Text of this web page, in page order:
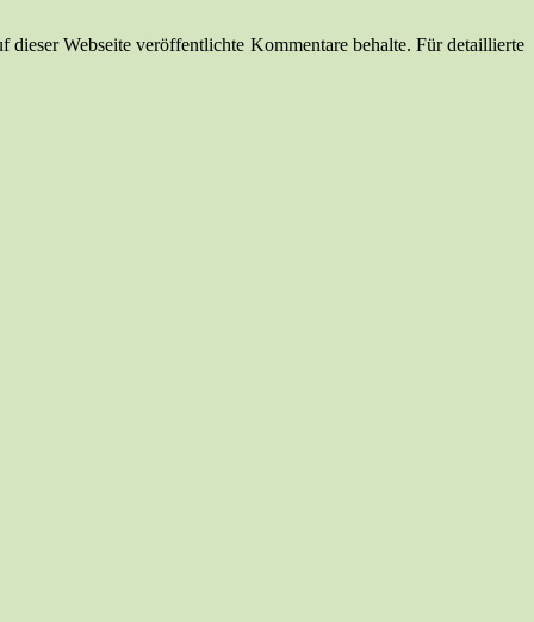
Webseite veröffentlichte Kommentare behalte. Für detaillierte